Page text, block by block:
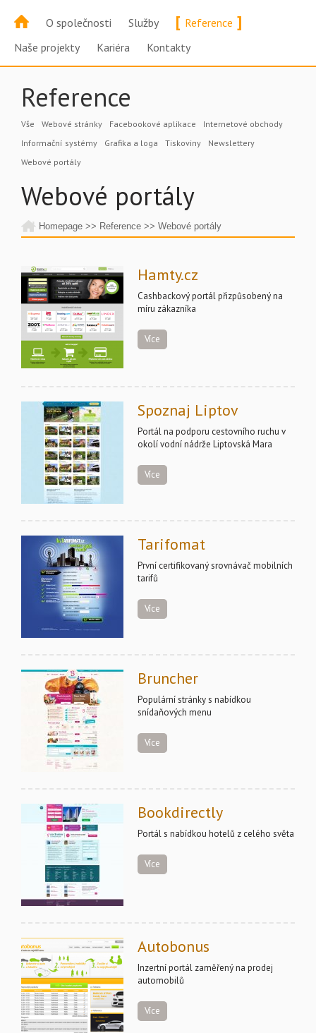
O společnosti Služby [ Reference ]
Naše projekty Kariéra Kontakty
Reference
Vše Webové stránky Facebookové aplikace
Internetové obchody
Informační systémy
Grafika a loga Tiskoviny
Newslettery
Webové portály
Webové portály
Homepage >> Reference >> Webové portály
Hamty.cz
Cashbackový portál přizpůsobený na
míru zákazníka
Více
Spoznaj Liptov
Portál na podporu cestovního ruchu v
okolí vodní nádrže Liptovská Mara
Více
Tarifomat
První certifikovaný srovnávač mobilních
tarifů
Více
Bruncher
Populární stránky s nabídkou
snídaňových menu
Více
Bookdirectly
Portál s nabídkou hotelů z celého světa
Více
Autobonus
Inzertní portál zaměřený na prodej
automobilů
Více